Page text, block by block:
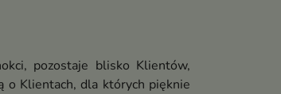
pozostaje blisko Klientów,
o Klientach, dla których pięknie